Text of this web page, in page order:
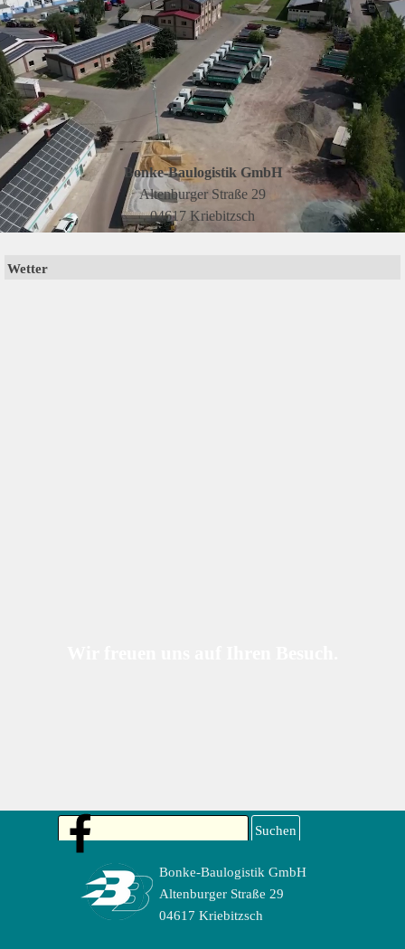
Bonke-Baulogistik GmbH
Altenburger Straße 29
04617 Kriebitzsch
Wetter
Bonke-Baulogistik GmbH
Altenburger Straße 29
04617 Kriebitzsch
Suchen